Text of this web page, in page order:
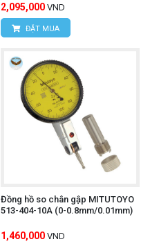
2,095,000 VND
ĐẶT MUA
Đồng hồ so chân gập MITUTOYO
513-404-10A (0-0.8mm/0.01mm)
1,460,000 VND